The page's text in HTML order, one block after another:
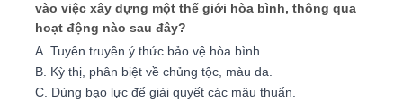
vào việc xây dựng một thế giới hòa bình, thông qua
hoạt động nào sau đây?
A. Tuyên truyền ý thức bảo vệ hòa bình.
B. Kỳ thị, phân biệt về chủng tộc, màu da.
C. Dùng bạo lực để giải quyết các mâu thuẩn.